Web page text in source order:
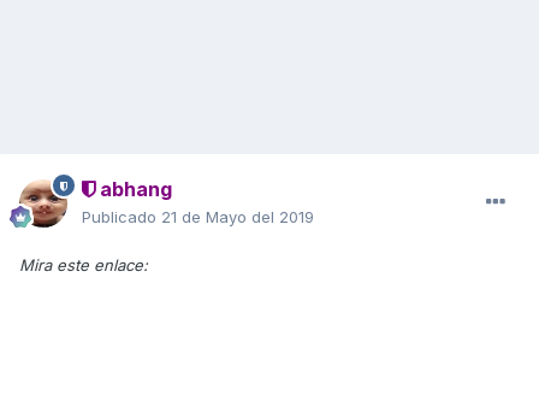
abhang
Publicado 21 de Mayo del 2019
Mira este enlace: